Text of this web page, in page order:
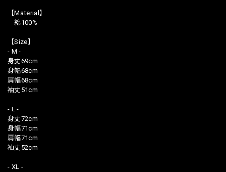
【Material】
綿100%
【Size】
- M -
身丈69cm
身幅68cm
肩幅68cm
袖丈51cm
- L -
身丈72cm
身幅71cm
肩幅71cm
袖丈52cm
- XL -